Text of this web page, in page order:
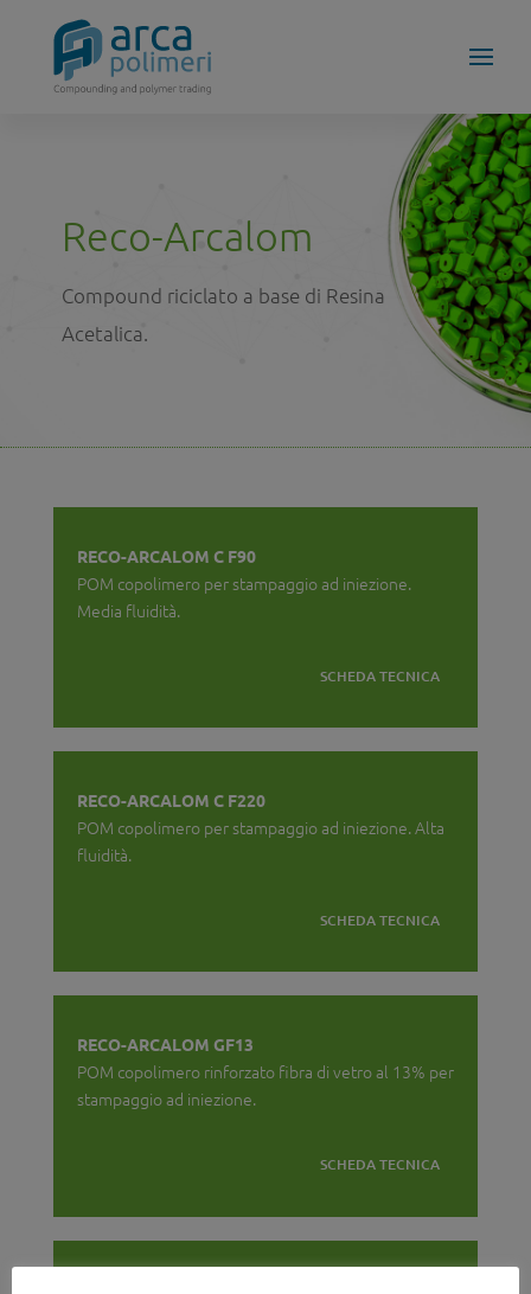
Reco-Arcalom
Compound riciclato a base di Resina
Acetalica.
RECO-ARCALOM C F90
POM copolimero per stampaggio ad iniezione.
Media fluidità.
SCHEDA TECNICA
RECO-ARCALOM C F220
POM copolimero per stampaggio ad iniezione. Alta
fluidità.
SCHEDA TECNICA
RECO-ARCALOM GF13
POM copolimero rinforzato fibra di vetro al 13% per
stampaggio ad iniezione.
SCHEDA TECNICA